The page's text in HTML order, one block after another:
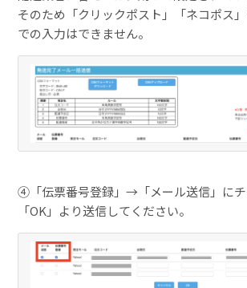
そのため「クリックポスト」「ネコポス
での入力はできません。
④「伝票番号登録」→「メール送信」に
「OK」より送信してください。